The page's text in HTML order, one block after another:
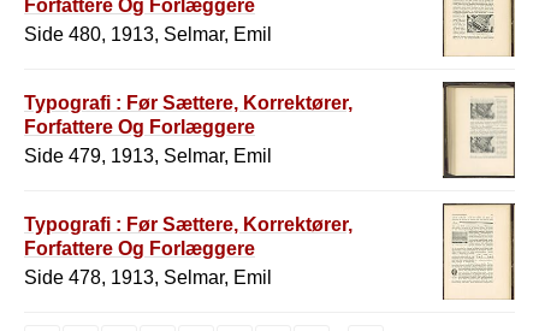
Forfattere Og Forlæggere
Side 480, 1913, Selmar, Emil
Typografi : Før Sættere, Korrektører,
Forfattere Og Forlæggere
Side 479, 1913, Selmar, Emil
Typografi : Før Sættere, Korrektører,
Forfattere Og Forlæggere
Side 478, 1913, Selmar, Emil